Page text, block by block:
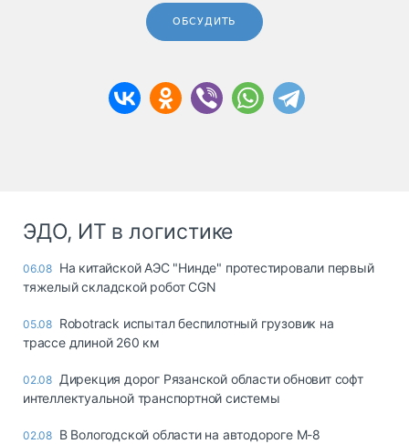
ОБСУДИТЬ
ЭДО, ИТ в логистике
06.08 На китайской АЭС "Нинде" протестировали первый
тяжелый складской робот CGN
05.08 Robotrack испытал беспилотный грузовик на
трассе длиной 260 км
02.08 Дирекция дорог Рязанской области обновит софт
интеллектуальной транспортной системы
02.08 В Вологодской области на автодороге М-8